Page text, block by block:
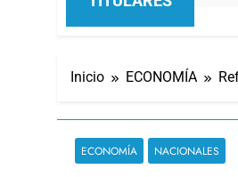
Inicio ECONOMÍA
ECONOMÍA NACIONALES